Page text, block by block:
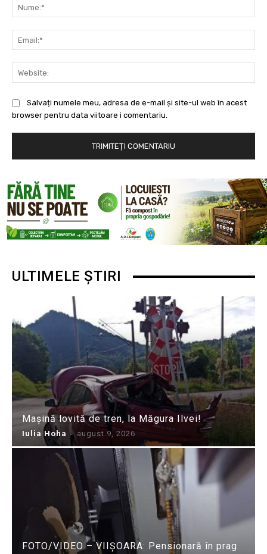
Salvați numele meu, adresa de e-mail și site-ul web în acest
browser pentru data viitoare i comentariu.
ULTIMELE ȘTIRI
Mașină lovită de tren, la Măgura Ilvei!
Iulia Hoha - august 9, 2026
FOTO/VIDEO – VIIȘOARA: Pensionară în prag